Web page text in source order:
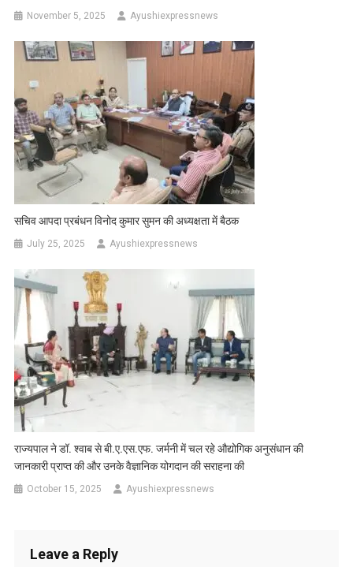
November 5, 2025 Ayushiexpressnews
सचिव आपदा प्रबंधन विनोद कुमार सुमन की अध्यक्षता में बैठक
July 25, 2025 Ayushiexpressnews
राज्यपाल ने डॉ. श्वाब से बी.ए.एस.एफ. जर्मनी में चल रहे औद्योगिक अनुसंधान की
जानकारी प्राप्त की और उनके वैज्ञानिक योगदान की सराहना की
October 15, 2025 Ayushiexpressnews
Leave a Reply